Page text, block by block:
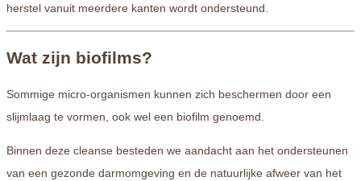
herstel vanuit meerdere kanten wordt ondersteund.
Wat zijn biofilms?
Sommige micro-organismen kunnen zich beschermen door een
slijmlaag te vormen, ook wel een biofilm genoemd.
Binnen deze cleanse besteden we aandacht aan het ondersteunen
van een gezonde darmomgeving en de natuurlijke afweer van het